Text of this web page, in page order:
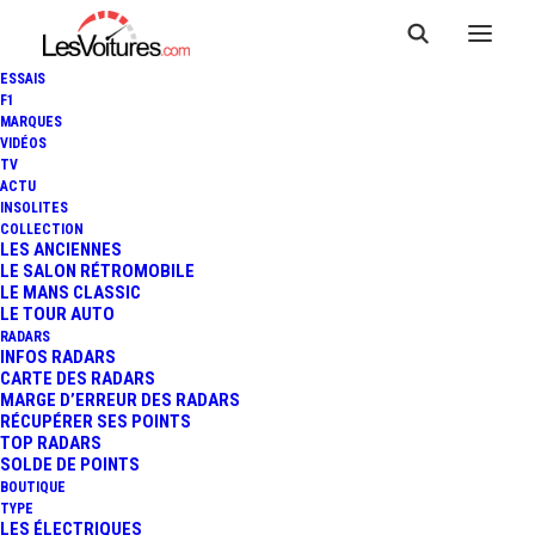
ESSAIS
F1
MARQUES
VIDÉOS
TV
ACTU
INSOLITES
COLLECTION
LES ANCIENNES
LE SALON RÉTROMOBILE
LE MANS CLASSIC
LE TOUR AUTO
RADARS
INFOS RADARS
CARTE DES RADARS
MARGE D’ERREUR DES RADARS
RÉCUPÉRER SES POINTS
TOP RADARS
SOLDE DE POINTS
BOUTIQUE
TYPE
LES ÉLECTRIQUES
15 juin 2020
FIAT 850 MORETTI